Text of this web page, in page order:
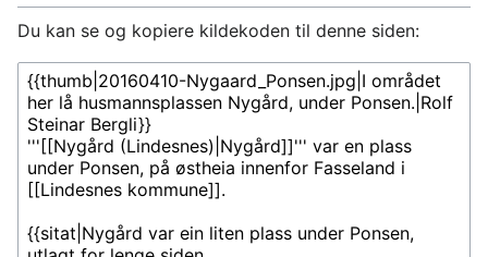
Du kan se og kopiere kildekoden til denne siden: